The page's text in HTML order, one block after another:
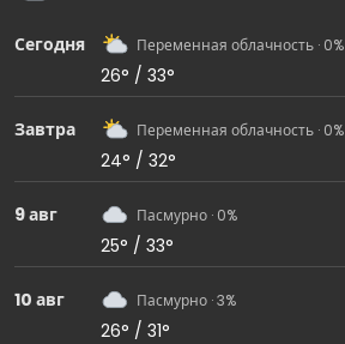
Сегодня Переменная облачность · 0%
26° / 33°
Завтра Переменная облачность · 0%
24° / 32°
9 авг Пасмурно · 0%
25° / 33°
10 авг Пасмурно · 3%
26° / 31°